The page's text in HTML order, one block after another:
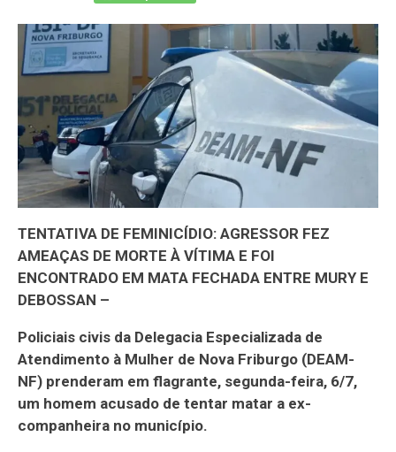
TENTATIVA DE FEMINICÍDIO: AGRESSOR FEZ
AMEAÇAS DE MORTE À VÍTIMA E FOI
ENCONTRADO EM MATA FECHADA ENTRE MURY E
DEBOSSAN –
Policiais civis da Delegacia Especializada de
Atendimento à Mulher de Nova Friburgo (DEAM-
NF) prenderam em flagrante, segunda-feira, 6/7,
um homem acusado de tentar matar a ex-
companheira no município.